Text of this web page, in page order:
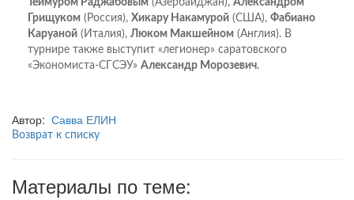
Грищуком (Россия), Хикару Накамурой (США), Фабиано
Каруаной (Италия), Люком Макшейном (Англия). В
турнире также выступит «легионер» саратовского
«Экономиста-СГСЭУ» Александр Морозевич.
Автор: Савва ЕЛИН
Возврат к списку
Материалы по теме: